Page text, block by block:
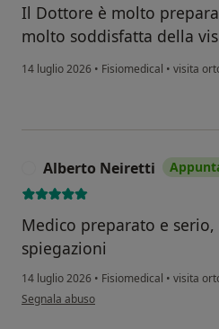
Il Dottore è molto
molto soddisfatta della
14 luglio 2026 • Fisiomedical • visita
Alberto Neiretti
Medico preparato e
spiegazioni
14 luglio 2026 • Fisiomedical • visita
secondo l'opinione dell'utente Alberto
Segnala abuso